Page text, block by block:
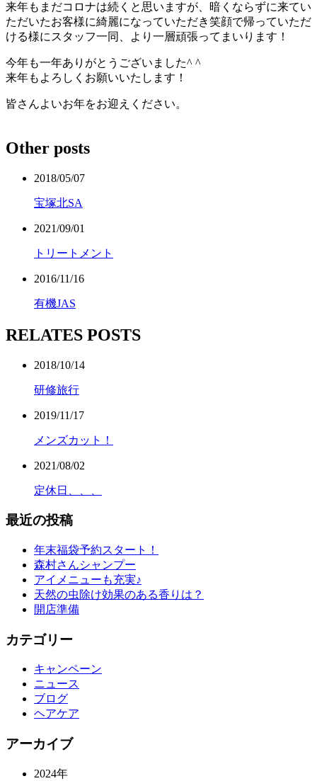
来年もまだコロナは続くと思いますが、暗くならずに来てい
ただいたお客様に綺麗になっていただき笑顔で帰っていただ
ける様にスタッフ一同、より一層頑張ってまいります！
今年も一年ありがとうございました^ ^
来年もよろしくお願いいたします！
皆さんよいお年をお迎えください。
Other posts
2018/05/07
宝塚北SA
2021/09/01
トリートメント
2016/11/16
有機JAS
RELATES POSTS
2018/10/14
研修旅行
2019/11/17
メンズカット！
2021/08/02
定休日、、、
最近の投稿
年末福袋予約スタート！
森村さんシャンプー
アイメニューも充実♪
天然の虫除け効果のある香りは？
開店準備
カテゴリー
キャンペーン
ニュース
ブログ
ヘアケア
アーカイブ
2024年